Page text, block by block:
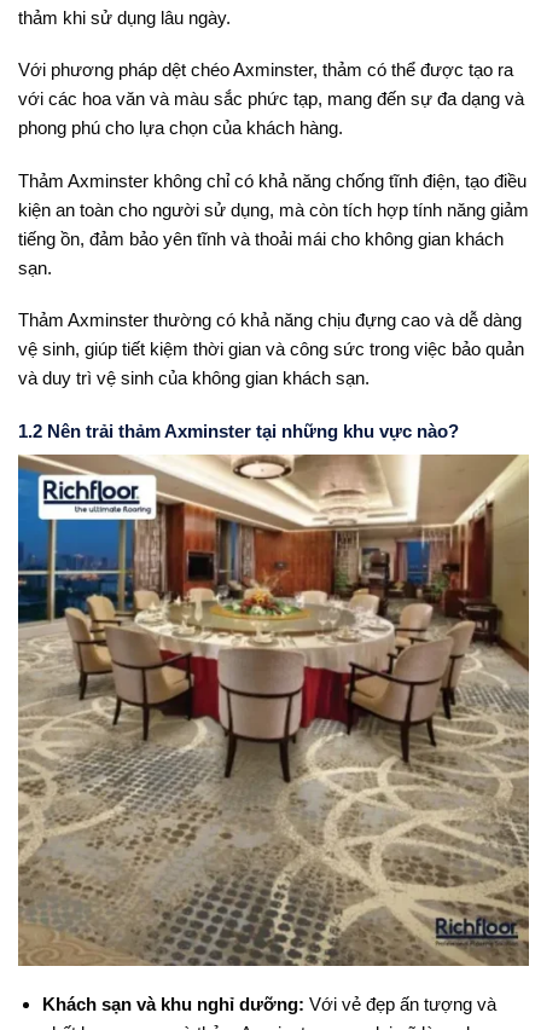
thảm khi sử dụng lâu ngày.
Với phương pháp dệt chéo Axminster, thảm có thể được tạo ra
với các hoa văn và màu sắc phức tạp, mang đến sự đa dạng và
phong phú cho lựa chọn của khách hàng.
Thảm Axminster không chỉ có khả năng chống tĩnh điện, tạo điều
kiện an toàn cho người sử dụng, mà còn tích hợp tính năng giảm
tiếng ồn, đảm bảo yên tĩnh và thoải mái cho không gian khách
sạn.
Thảm Axminster thường có khả năng chịu đựng cao và dễ dàng
vệ sinh, giúp tiết kiệm thời gian và công sức trong việc bảo quản
và duy trì vệ sinh của không gian khách sạn.
1.2 Nên trải thảm Axminster tại những khu vực nào?
Khách sạn và khu nghỉ dưỡng: Với vẻ đẹp ấn tượng và